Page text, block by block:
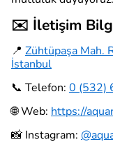
✉️ İletişim
📍 Zühtüpaşa Mah.
İstanbul
📞 Telefon: 0 (532)
🌐 Web: https://
📸 Instagram: